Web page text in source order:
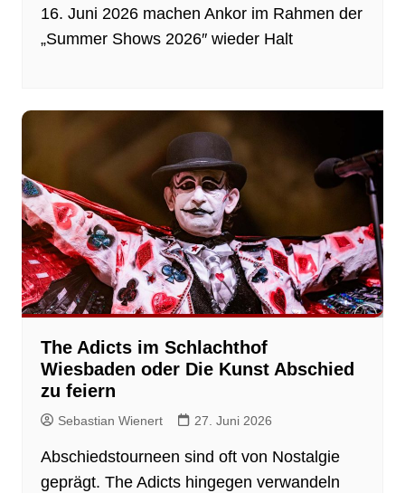
16. Juni 2026 machen Ankor im Rahmen der
„Summer Shows 2026″ wieder Halt
The Adicts im Schlachthof
Wiesbaden oder Die Kunst Abschied
zu feiern
Sebastian Wienert 27. Juni 2026
Abschiedstourneen sind oft von Nostalgie
geprägt. The Adicts hingegen verwandeln